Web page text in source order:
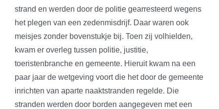
strand en werden door de politie gearresteerd wegens
het plegen van een zedenmisdrijf. Daar waren ook
meisjes zonder bovenstukje bij. Toen zij volhielden,
kwam er overleg tussen politie, justitie,
toeristenbranche en gemeente. Hieruit kwam na een
paar jaar de wetgeving voort die het door de gemeente
inrichten van aparte naaktstranden regelde. Die
stranden werden door borden aangegeven met een